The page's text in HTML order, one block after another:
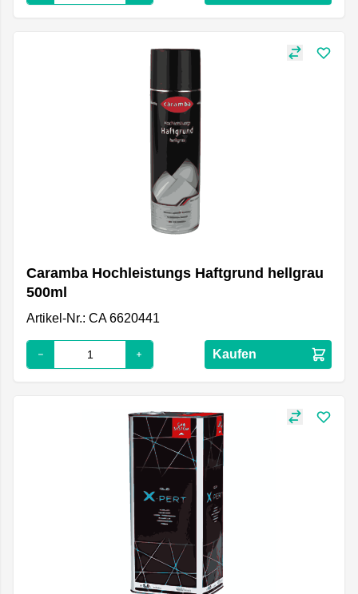
Caramba Hochleistungs Haftgrund hellgrau
500ml
Artikel-Nr.: CA 6620441
Kaufen